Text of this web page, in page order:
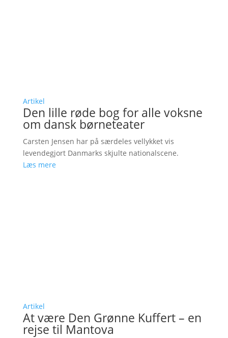
Artikel
Den lille røde bog for alle voksne
om dansk børneteater
Carsten Jensen har på særdeles vellykket vis
levendegjort Danmarks skjulte nationalscene.
Læs mere
Artikel
At være Den Grønne Kuffert – en
rejse til Mantova